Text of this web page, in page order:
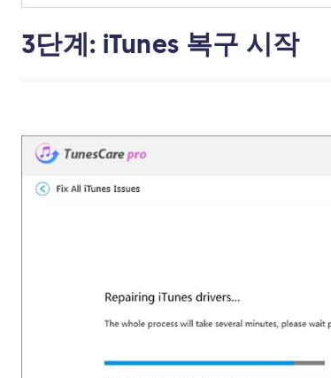
3단계: iTunes 복구 시작